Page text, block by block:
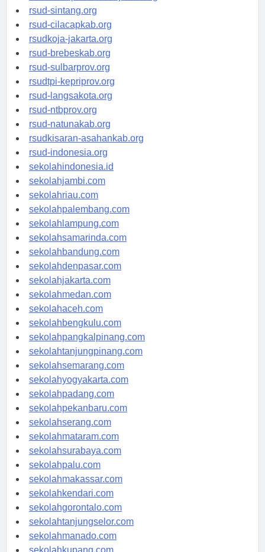
rsudrtnotopuro-sidoarjokab.org
rsud-sintang.org
rsud-cilacapkab.org
rsudkoja-jakarta.org
rsud-brebeskab.org
rsud-sulbarprov.org
rsudtpi-kepriprov.org
rsud-langsakota.org
rsud-ntbprov.org
rsud-natunakab.org
rsudkisaran-asahankab.org
rsud-indonesia.org
sekolahindonesia.id
sekolahjambi.com
sekolahriau.com
sekolahpalembang.com
sekolahlampung.com
sekolahsamarinda.com
sekolahbandung.com
sekolahdenpasar.com
sekolahjakarta.com
sekolahmedan.com
sekolahaceh.com
sekolahbengkulu.com
sekolahpangkalpinang.com
sekolahtanjungpinang.com
sekolahsemarang.com
sekolahyogyakarta.com
sekolahpadang.com
sekolahpekanbaru.com
sekolahserang.com
sekolahmataram.com
sekolahsurabaya.com
sekolahpalu.com
sekolahmakassar.com
sekolahkendari.com
sekolahgorontalo.com
sekolahtanjungselor.com
sekolahmanado.com